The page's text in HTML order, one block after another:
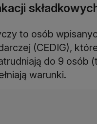
to osób
(CEDIG),
do 9 osób
warunki.